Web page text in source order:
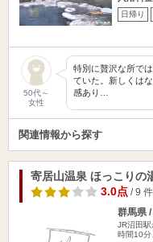
日帰り
50代～
女性
特別に贅沢な所で
ていた。新しくは
感あり…
関連情報から探す
寄居山温泉 ほっこりの
3.0点/ 9 件
群馬県
JR沼田駅
時間10分